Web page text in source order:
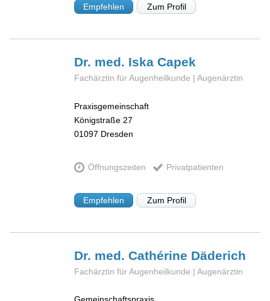
Empfehlen Zum Profil
Dr. med. IskaCapek
Fachärztin für Augenheilkunde | Augenärztin
Praxisgemeinschaft
Königstraße 27
01097 Dresden
Öffnungszeiten Privatpatienten
Empfehlen Zum Profil
Dr. med. Cathérine Däderich
Fachärztin für Augenheilkunde | Augenärztin